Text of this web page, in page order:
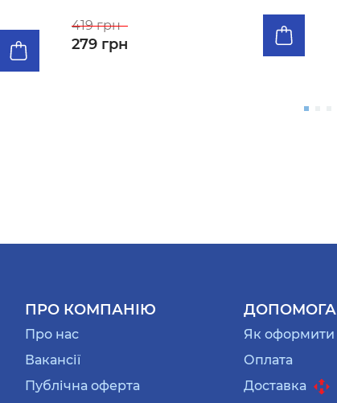
419 грн
279 грн
ПРО КОМПАНІЮ
Про нас
Вакансії
Публічна оферта
ДОПОМОГА
Як оформити
Оплата
Доставка